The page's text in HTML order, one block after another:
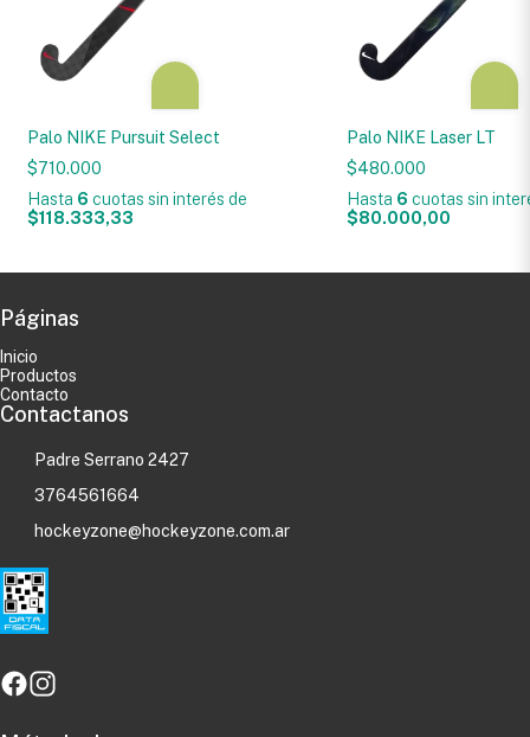
Palo NIKE Pursuit Select
$710.000
Hasta 6 cuotas sin interés de
$118.333,33
Palo NIKE Laser LT
$480.000
Hasta 6 cuotas sin
$80.000,00
Páginas
Inicio
Productos
Contacto
Contactanos
Padre Serrano 2427
3764561664
hockeyzone@hockeyzone.com.ar